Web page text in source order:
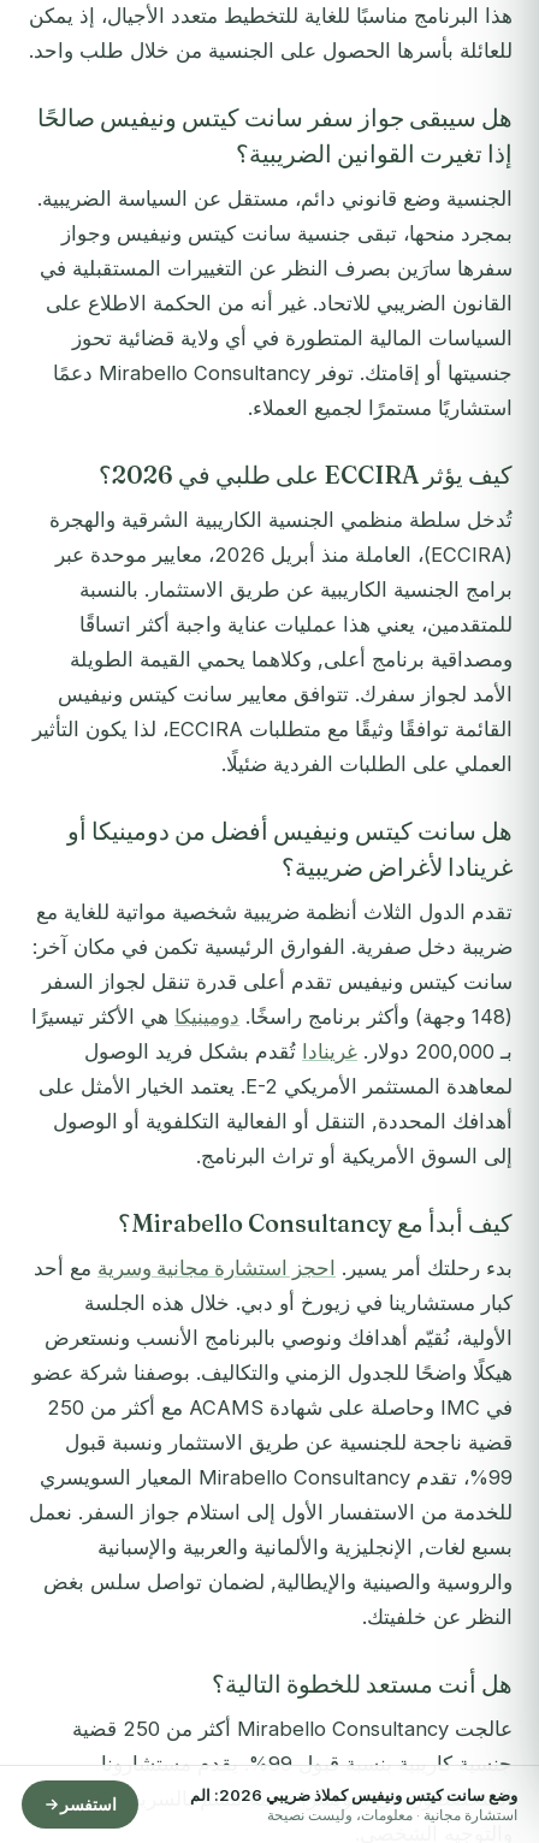
هذا البرنامج مناسبًا للغاية للتخطيط متعدد الأجيال، إذ يمكن
للعائلة بأسرها الحصول على الجنسية من خلال طلب واحد.
هل سيبقى جواز سفر سانت كيتس ونيفيس صالحًا
إذا تغيرت القوانين الضريبية؟
الجنسية وضع قانوني دائم، مستقل عن السياسة الضريبية.
بمجرد منحها، تبقى جنسية سانت كيتس ونيفيس وجواز
سفرها سارَين بصرف النظر عن التغييرات المستقبلية في
القانون الضريبي للاتحاد. غير أنه من الحكمة الاطلاع على
السياسات المالية المتطورة في أي ولاية قضائية تحوز
جنسيتها أو إقامتك. توفر Mirabello Consultancy دعمًا
استشاريًا مستمرًا لجميع العملاء.
كيف يؤثر ECCIRA على طلبي في 2026؟
تُدخل سلطة منظمي الجنسية الكاريبية الشرقية والهجرة
(ECCIRA)، العاملة منذ أبريل 2026، معايير موحدة عبر
برامج الجنسية الكاريبية عن طريق الاستثمار. بالنسبة
للمتقدمين، يعني هذا عمليات عناية واجبة أكثر اتساقًا
ومصداقية برنامج أعلى, وكلاهما يحمي القيمة الطويلة
الأمد لجواز سفرك. تتوافق معايير سانت كيتس ونيفيس
القائمة توافقًا وثيقًا مع متطلبات ECCIRA، لذا يكون التأثير
العملي على الطلبات الفردية ضئيلًا.
هل سانت كيتس ونيفيس أفضل من دومينيكا أو
غرينادا لأغراض ضريبية؟
تقدم الدول الثلاث أنظمة ضريبية شخصية مواتية للغاية مع
ضريبة دخل صفرية. الفوارق الرئيسية تكمن في مكان آخر:
سانت كيتس ونيفيس تقدم أعلى قدرة تنقل لجواز السفر
(148 وجهة) وأكثر برنامج راسخًا.
دومينيكا هي الأكثر تيسيرًا
بـ 200,000 دولار.
غرينادا تُقدم بشكل فريد الوصول
لمعاهدة المستثمر الأمريكي E-2. يعتمد الخيار الأمثل على
أهدافك المحددة, التنقل أو الفعالية التكلفوية أو الوصول
إلى السوق الأمريكية أو تراث البرنامج.
كيف أبدأ مع Mirabello Consultancy؟
بدء رحلتك أمر يسير. احجز استشارة مجانية وسرية مع أحد
كبار مستشارينا في زيورخ أو دبي. خلال هذه الجلسة
الأولية، نُقيّم أهدافك ونوصي بالبرنامج الأنسب ونستعرض
هيكلًا واضحًا للجدول الزمني والتكاليف. بوصفنا شركة عضو
في IMC وحاصلة على شهادة ACAMS مع أكثر من 250
قضية ناجحة للجنسية عن طريق الاستثمار ونسبة قبول
99%، تقدم Mirabello Consultancy المعيار السويسري
للخدمة من الاستفسار الأول إلى استلام جواز السفر. نعمل
بسبع لغات, الإنجليزية والألمانية والعربية والإسبانية
والروسية والصينية والإيطالية, لضمان تواصل سلس بغض
النظر عن خلفيتك.
هل أنت مستعد للخطوة التالية؟
عالجت Mirabello Consultancy أكثر من 250 قضية
جنسية كاريبية بنسبة قبول 99%. يقدم مستشارونا
المتخصصون في سويسرا خدمة تتسم بالسرية المصرفية
وضع سانت كيتس ونيفيس كملاذ ضريبي 2026: الم
استشارة مجانية · معلومات، وليست نصيحة
استفسر